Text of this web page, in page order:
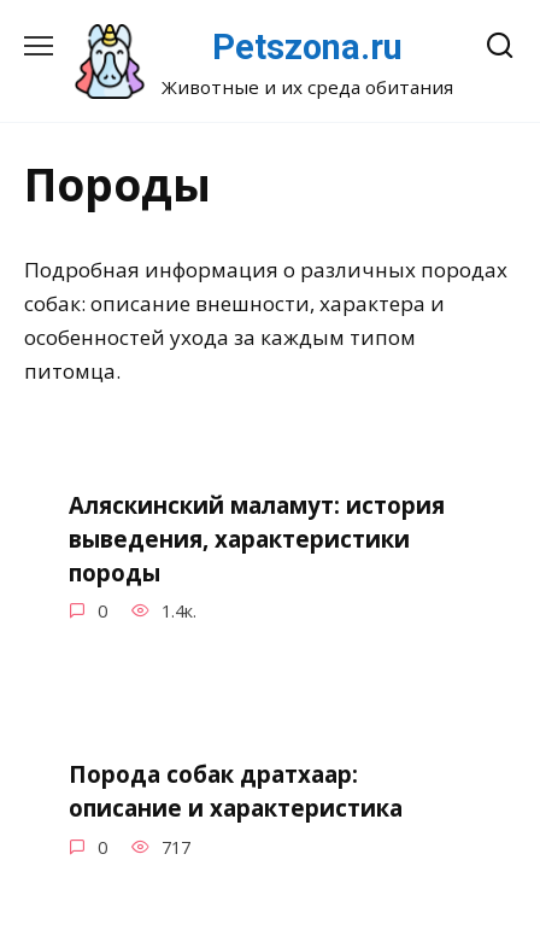
содержанию
Petszona.ru
Животные и их среда обитания
Породы
Подробная информация о различных породах
собак: описание внешности, характера и
особенностей ухода за каждым типом
питомца.
Аляскинский маламут: история
выведения, характеристики
породы
0 1.4к.
Порода собак дратхаар:
описание и характеристика
0 717